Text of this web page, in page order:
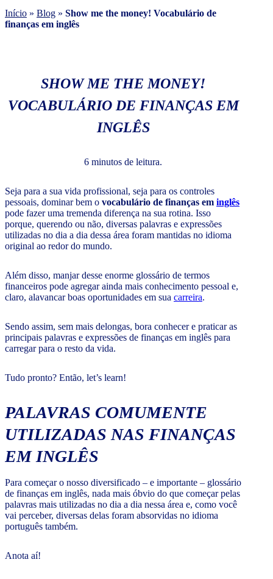
Início » Blog » Show me the money! Vocabulário de
finanças em inglês
SHOW ME THE MONEY!
VOCABULÁRIO DE FINANÇAS EM
INGLÊS
6 minutos de leitura.
Seja para a sua vida profissional, seja para os controles
pessoais, dominar bem o vocabulário de finanças em inglês
pode fazer uma tremenda diferença na sua rotina. Isso
porque, querendo ou não, diversas palavras e expressões
utilizadas no dia a dia dessa área foram mantidas no idioma
original ao redor do mundo.
Além disso, manjar desse enorme glossário de termos
financeiros pode agregar ainda mais conhecimento pessoal e,
claro, alavancar boas oportunidades em sua carreira.
Sendo assim, sem mais delongas, bora conhecer e praticar as
principais palavras e expressões de finanças em inglês para
carregar para o resto da vida.
Tudo pronto? Então, let’s learn!
PALAVRAS COMUMENTE
UTILIZADAS NAS FINANÇAS
EM INGLÊS
Para começar o nosso diversificado – e importante – glossário
de finanças em inglês, nada mais óbvio do que começar pelas
palavras mais utilizadas no dia a dia nessa área e, como você
vai perceber, diversas delas foram absorvidas no idioma
português também.
Anota aí!